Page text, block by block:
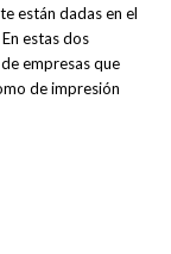
están dadas en el
En estas dos
empresas que
de impresión